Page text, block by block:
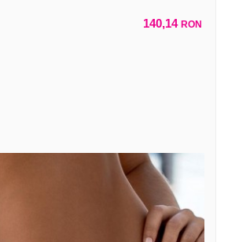
140,14 RON